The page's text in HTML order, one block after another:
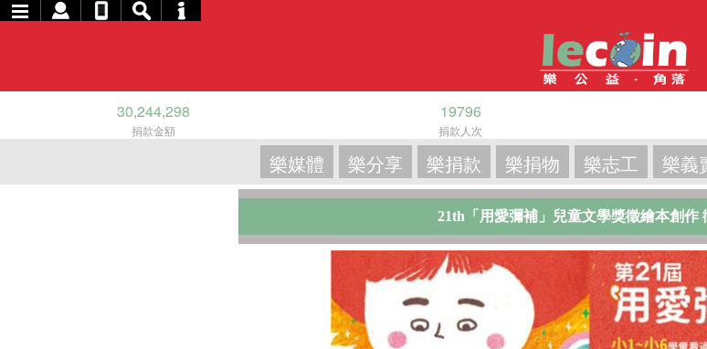
30,244,298
捐款金額
19796
捐款人次
樂媒體 樂分享 樂捐款 樂捐物 樂志工 樂義
21th「用愛彌補」兒童文學獎徵繪本創作